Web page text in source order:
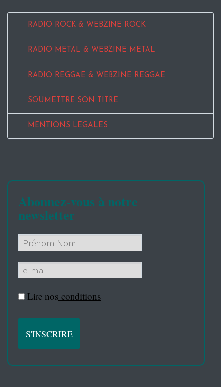
RADIO ROCK & WEBZINE ROCK
RADIO METAL & WEBZINE METAL
RADIO REGGAE & WEBZINE REGGAE
SOUMETTRE SON TITRE
MENTIONS LEGALES
Abonnez-vous à notre
newsletter
Lire nos conditions